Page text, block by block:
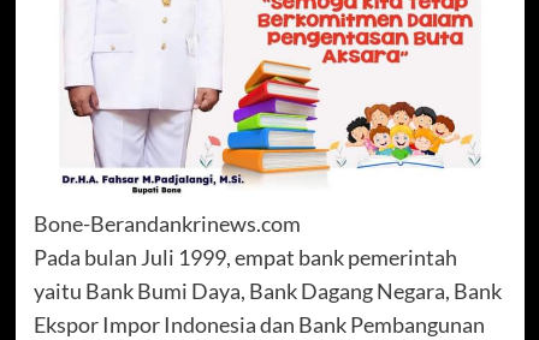
Bone-Berandankrinews.com
Pada bulan Juli 1999, empat bank pemerintah
yaitu Bank Bumi Daya, Bank Dagang Negara, Bank
Ekspor Impor Indonesia dan Bank Pembangunan